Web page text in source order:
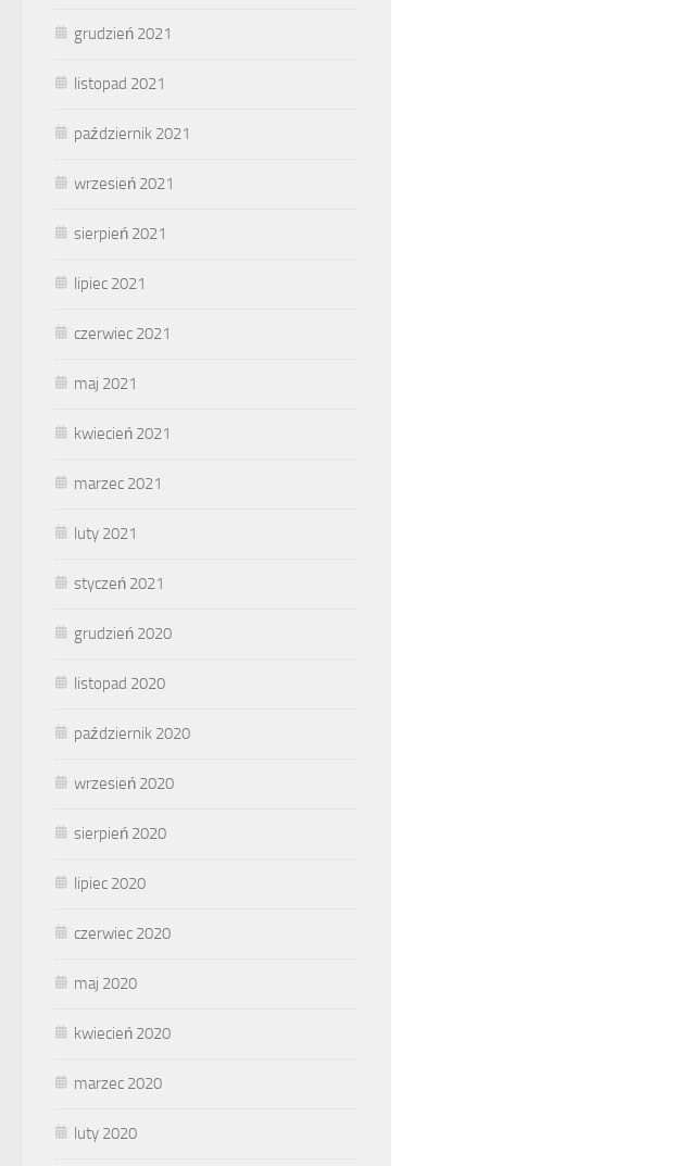
grudzień 2021
listopad 2021
październik 2021
wrzesień 2021
sierpień 2021
lipiec 2021
czerwiec 2021
maj 2021
kwiecień 2021
marzec 2021
luty 2021
styczeń 2021
grudzień 2020
listopad 2020
październik 2020
wrzesień 2020
sierpień 2020
lipiec 2020
czerwiec 2020
maj 2020
kwiecień 2020
marzec 2020
luty 2020